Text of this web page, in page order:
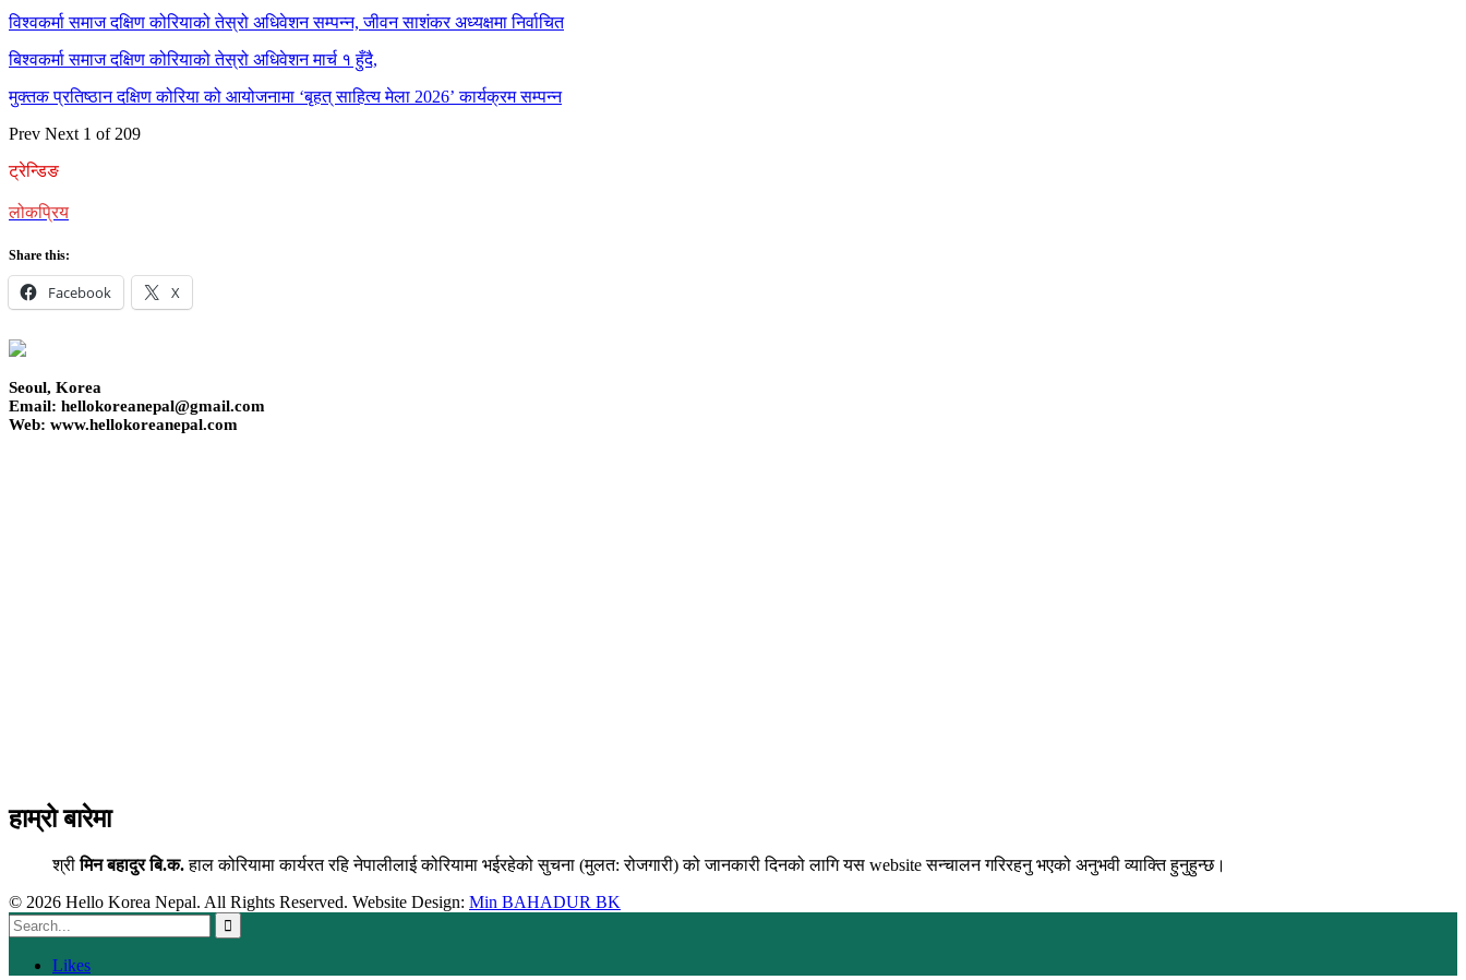
विश्वकर्मा समाज दक्षिण कोरियाको तेस्रो अधिवेशन सम्पन्न, जीवन साशंकर अध्यक्षमा निर्वाचित
बिश्वकर्मा समाज दक्षिण कोरियाको तेस्रो अधिवेशन मार्च १ हुँदै,
मुक्तक प्रतिष्ठान दक्षिण कोरिया को आयोजनामा ‘बृहत् साहित्य मेला 2026’ कार्यक्रम सम्पन्न
Prev Next 1 of 209
ट्रेन्डिङ
लोकप्रिय
Share this:
Facebook X
Seoul, Korea
Email: hellokoreanepal@gmail.com
Web: www.hellokoreanepal.com
हाम्रो बारेमा
श्रीमिन बहादुर बि.क.हाल कोरियामा कार्यरत रहि नेपालीलाई कोरियामा भईरहेको सुचना (मुलत: रोजगारी) को जानकारी दिनको लागि यस website सन्चालन गरिरहनु भएको अनुभवी व्याक्ति हुनुहुन्छ।
© 2026 Hello Korea Nepal. All Rights Reserved. Website Design: Min BAHADUR BK
Likes